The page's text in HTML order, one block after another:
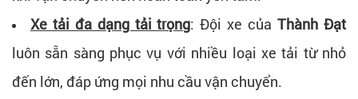
Xe tải đa dạng tải trọng:Đội xe củaThành Đạt
luôn sẵn sàng phục vụ với nhiều loại xe tải từ nhỏ
đến lớn, đáp ứng mọi nhu cầu vận chuyển.